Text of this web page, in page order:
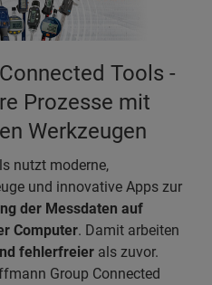
Tools -
Prozesse mit
Werkzeugen
nutzt moderne,
und innovative Apps zur
der Messdaten auf
Computer. Damit arbeiten
fehlerfreier als zuvor.
Group Connected